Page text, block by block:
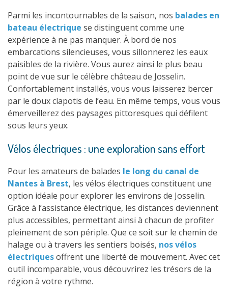
Parmi les incontournables de la saison, nos balades en
bateau électrique se distinguent comme une
expérience à ne pas manquer. À bord de nos
embarcations silencieuses, vous sillonnerez les eaux
paisibles de la rivière. Vous aurez ainsi le plus beau
point de vue sur le célèbre château de Josselin.
Confortablement installés, vous vous laisserez bercer
par le doux clapotis de l’eau. En même temps, vous vous
émerveillerez des paysages pittoresques qui défilent
sous leurs yeux.
Vélos électriques : une exploration sans effort
Pour les amateurs de balades le long du canal de
Nantes à Brest, les vélos électriques constituent une
option idéale pour explorer les environs de Josselin.
Grâce à l’assistance électrique, les distances deviennent
plus accessibles, permettant ainsi à chacun de profiter
pleinement de son périple. Que ce soit sur le chemin de
halage ou à travers les sentiers boisés, nos vélos
électriquesoffrent une liberté de mouvement. Avec cet
outil incomparable, vous découvrirez les trésors de la
région à votre rythme.